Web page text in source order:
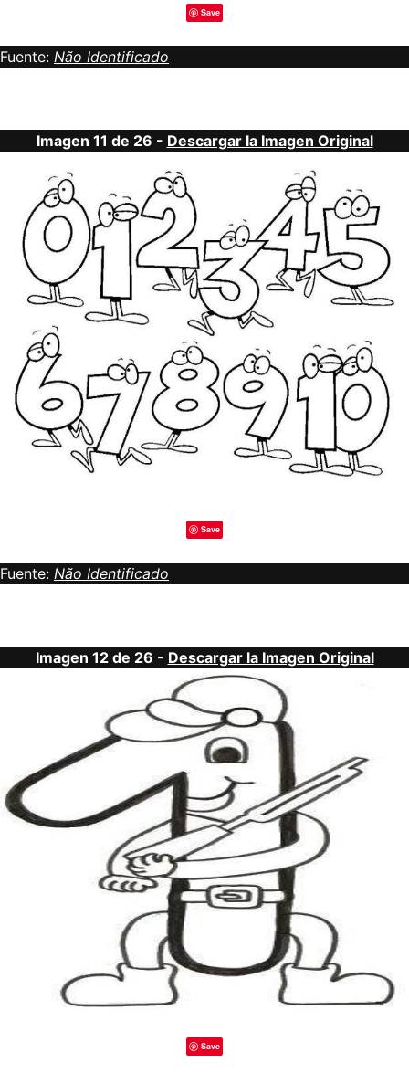
Save
Fuente: Não Identificado
Imagen 11 de 26 - Descargar la Imagen Original
Save
Fuente: Não Identificado
Imagen 12 de 26 - Descargar la Imagen Original
Save